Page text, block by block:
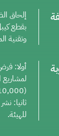
إلحاق
بقطع
وتقنية
أولا:
(10,000) ريال سعودي.
ثانيا:
للهيئة.